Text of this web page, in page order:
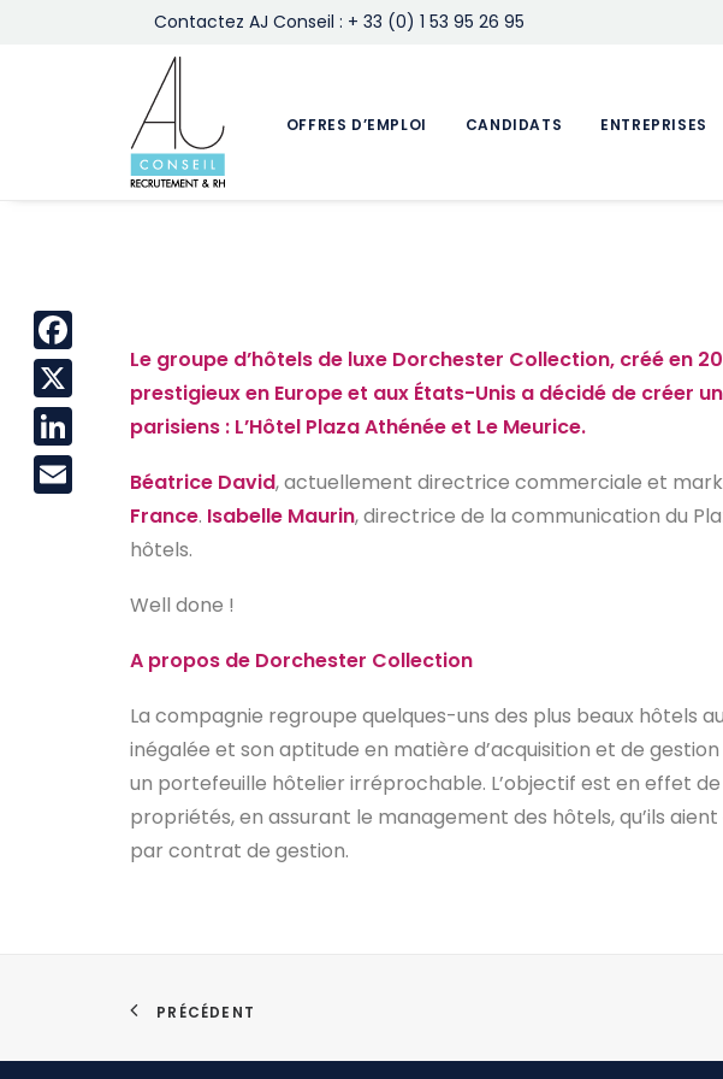
Contactez AJ Conseil : + 33 (0) 1 53 95 26 95
OFFRES D’EMPLOI CANDIDATS ENTREPRISES
Le groupe d’hôtels de luxe Dorchester Collection, créé en
prestigieux en Europe et aux États-Unis a décidé de créer
parisiens : L’Hôtel Plaza Athénée et Le Meurice.
Béatrice David, actuellement directrice commerciale et
France. Isabelle Maurin, directrice de la communication du
hôtels.
Well done !
A propos de Dorchester Collection
La compagnie regroupe quelques-uns des plus beaux hôtels
inégalée et son aptitude en matière d’acquisition et de
un portefeuille hôtelier irréprochable. L’objectif est en effet
propriétés, en assurant le management des hôtels, qu’ils
par contrat de gestion.
PRÉCÉDENT
Facebook
X
LinkedIn